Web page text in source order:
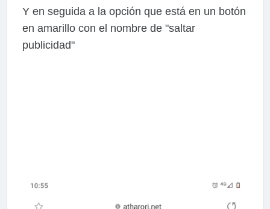
Y en seguida a la opción que está en un botón
en amarillo con el nombre de "saltar
publicidad"